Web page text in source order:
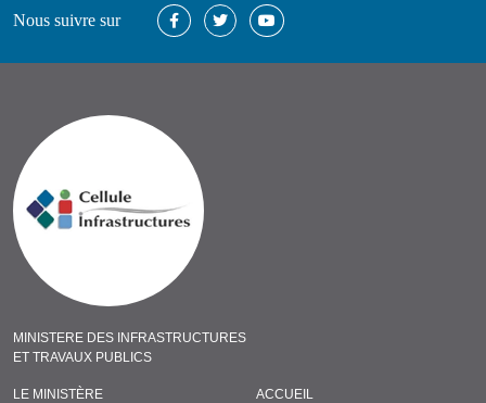
Nous suivre sur
MINISTERE DES INFRASTRUCTURES
ET TRAVAUX PUBLICS
LE MINISTÈRE
ACCUEIL